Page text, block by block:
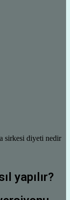
sirkesi diyeti nedir
yapılır?